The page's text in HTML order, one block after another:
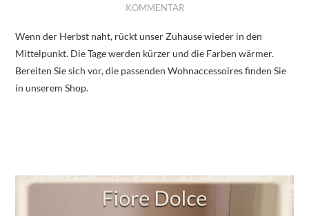
DATENSCHUTZERKLÄRUNG
KOMMENTAR
Wenn der Herbst naht, rückt unser Zuhause wieder in den
Mittelpunkt. Die Tage werden kürzer und die Farben wärmer.
Bereiten Sie sich vor, die passenden Wohnaccessoires finden Sie
in unserem Shop.